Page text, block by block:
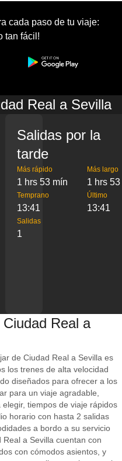
cada paso de tu viaje:
tan fácil!
Real a Sevilla
Salidas por la
tarde
Más rápido
1 hrs 53 mín
Más largo
1 hrs
Temprano
13:41
Último
13:41
Salidas
1
Real a
de Ciudad Real a Sevilla es
los trenes de alta velocidad
diseñados para ofrecer a los
para un viaje agradable,
tiempos de viaje rápidos
horario con hasta 2 salidas
a bordo a su servicio
a Sevilla cuentan con
con cómodos asientos, y